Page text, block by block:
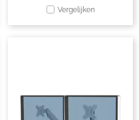
Vergelijken